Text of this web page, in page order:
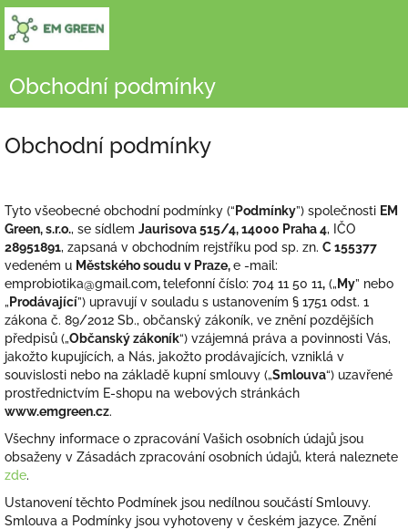
Přejít
obsah
Obchodní podmínky
Obchodní podmínky
Tyto všeobecné obchodní podmínky (“ Podmínky”) společnosti EM
Green, s.r.o., se sídlem Jaurisova 515/4, 14000 Praha 4, IČO
28951891, zapsaná v obchodním rejstříku pod sp. zn. C 155377
vedeném u Městského soudu v Praze,e -mail:
emprobiotika@gmail.com,telefonní číslo: 704 11 50 11, („ My” nebo
„ Prodávající”) upravují v souladu s ustanovením § 1751 odst. 1
zákona č. 89/2012 Sb., občanský zákoník, ve znění pozdějších
předpisů („Občanský zákoník“) vzájemná práva a povinnosti Vás,
jakožto kupujících, a Nás, jakožto prodávajících, vzniklá v
souvislosti nebo na základě kupní smlouvy („Smlouva“) uzavřené
prostřednictvím E-shopu na webových stránkách
www.emgreen.cz.
Všechny informace o zpracování Vašich osobních údajů jsou
obsaženy v Zásadách zpracování osobních údajů, která naleznete
zde.
Ustanovení těchto Podmínek jsou nedílnou součástí Smlouvy.
Smlouva a Podmínky jsou vyhotoveny v českém jazyce. Znění